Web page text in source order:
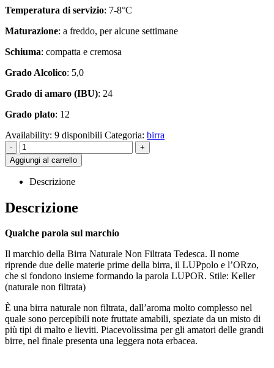
Temperatura di servizio: 7-8°C
Maturazione: a freddo, per alcune settimane
Schiuma: compatta e cremosa
Grado Alcolico: 5,0
Grado di amaro (IBU): 24
Grado plato: 12
Availability: 9 disponibili Categoria: birra
-
+
Aggiungi al carrello
Descrizione
Descrizione
Qualche parola sul marchio
Il marchio della Birra Naturale Non Filtrata Tedesca. Il nome
riprende due delle materie prime della birra, il LUPpolo e l’ORzo,
che si fondono insieme formando la parola LUPOR. Stile: Keller
(naturale non filtrata)
È una birra naturale non filtrata, dall’aroma molto complesso nel
quale sono percepibili note fruttate amabili, speziate da un misto di
più tipi di malto e lieviti. Piacevolissima per gli amatori delle grandi
birre, nel finale presenta una leggera nota erbacea.